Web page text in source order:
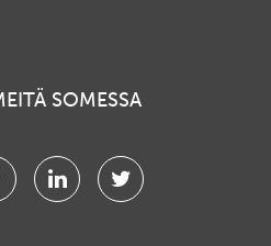
SOMESSA
LinkedinTwitter